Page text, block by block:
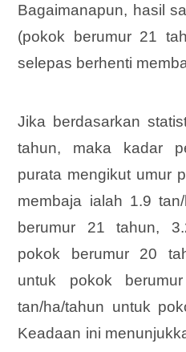
Bagaimanapun, hasil
(pokok berumur 21
selepas berhenti
Jika berdasarkan
tahun, maka kadar
purata mengikut umur
membaja ialah 1.9
berumur 21 tahun,
pokok berumur 20
untuk pokok
tan/ha/tahun untuk
Keadaan ini